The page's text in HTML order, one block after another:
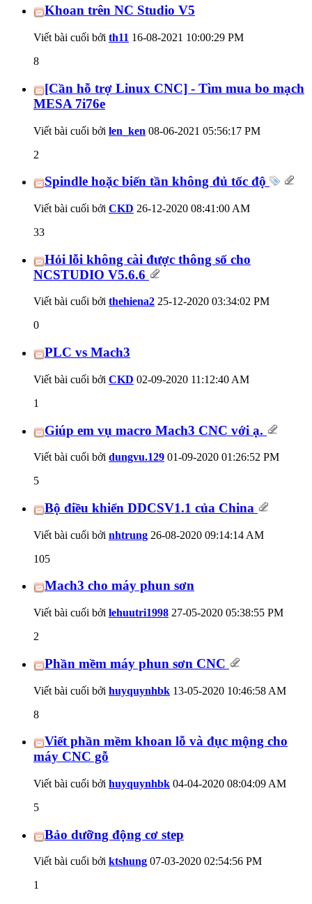
Khoan trên NC Studio V5
Viết bài cuối bởi th11 16-08-2021 10:00:29 PM
8
[Cần hỗ trợ Linux CNC] - Tìm mua bo mạch
MESA 7i76e
Viết bài cuối bởi len_ken 08-06-2021 05:56:17 PM
2
Spindle hoặc biến tần không đủ tốc độ
Viết bài cuối bởi CKD 26-12-2020 08:41:00 AM
33
Hỏi lỗi không cài được thông số cho
NCSTUDIO V5.6.6
Viết bài cuối bởi thehiena2 25-12-2020 03:34:02 PM
0
PLC vs Mach3
Viết bài cuối bởi CKD 02-09-2020 11:12:40 AM
1
Giúp em vụ macro Mach3 CNC với ạ.
Viết bài cuối bởi dungvu.129 01-09-2020 01:26:52 PM
5
Bộ điều khiển DDCSV1.1 của China
Viết bài cuối bởi nhtrung 26-08-2020 09:14:14 AM
105
Mach3 cho máy phun sơn
Viết bài cuối bởi lehuutri1998 27-05-2020 05:38:55 PM
2
Phần mềm máy phun sơn CNC
Viết bài cuối bởi huyquynhbk 13-05-2020 10:46:58 AM
8
Viết phần mềm khoan lỗ và đục mộng cho
máy CNC gỗ
Viết bài cuối bởi huyquynhbk 04-04-2020 08:04:09 AM
5
Bảo dưỡng động cơ step
Viết bài cuối bởi ktshung 07-03-2020 02:54:56 PM
1